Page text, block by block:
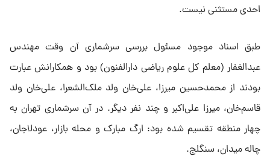
احدی مستثنی نیست.
طبق اسناد موجود مسئول بررسی سرشماری آن وقت مهندس
عبدالغفار (معلم کل علوم ریاضی دارالفنون) بود و همکارانش عبارت
بودند از محمدحسین میرزا، علی‌خان ولد ملک‌الشعرا، علی‌خان ولد
قاسم‌خان، میرزا علی‌اکبر و چند نفر دیگر. در آن سرشماری تهران به
چهار منطقه تقسیم شده بود: ارگ مبارک و محله بازار، عودلاجان،
چاله میدان، سنگلج.